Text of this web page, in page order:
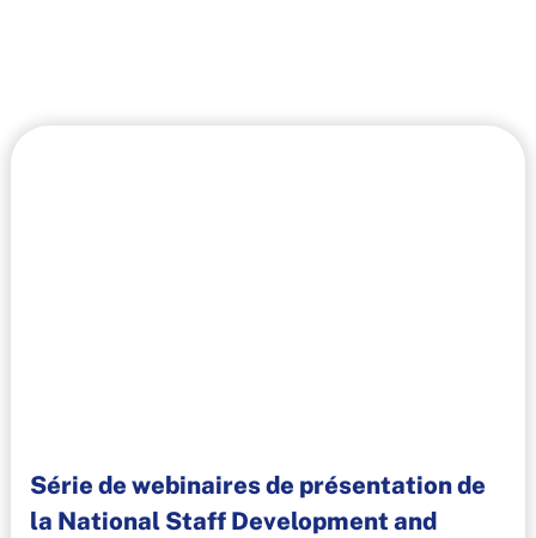
Série de webinaires de présentation de
la National Staff Development and